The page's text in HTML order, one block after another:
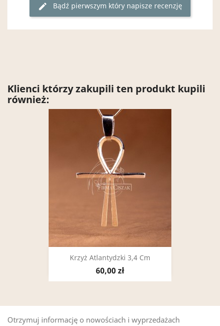
edit Bądź pierwszym który napisze recenzję
Klienci którzy zakupili ten produkt kupili
również:
Krzyż Atlantydzki 3,4 Cm
60,00 zł
Otrzymuj informację o nowościach i wyprzedażach